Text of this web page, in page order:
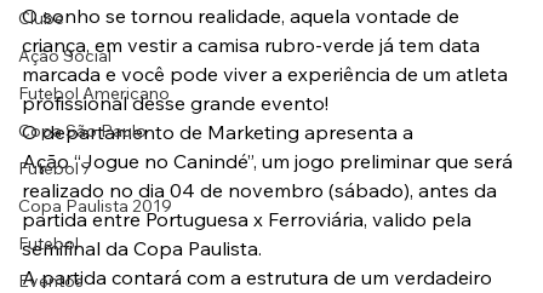
Clube
Ação Social
Futebol Americano
Copa São Paulo
Futebol 7
Copa Paulista 2019
Futebol
Eventos
O sonho se tornou realidade, aquela vontade de
criança, em vestir a camisa rubro-verde já tem data
marcada e você pode viver a experiência de um atleta
profissional desse grande evento!
O departamento de Marketing apresenta a
Ação “Jogue no Canindé”, um jogo preliminar que será
realizado no dia 04 de novembro (sábado), antes da
partida entre Portuguesa x Ferroviária, valido pela
semifinal da Copa Paulista.
A partida contará com a estrutura de um verdadeiro